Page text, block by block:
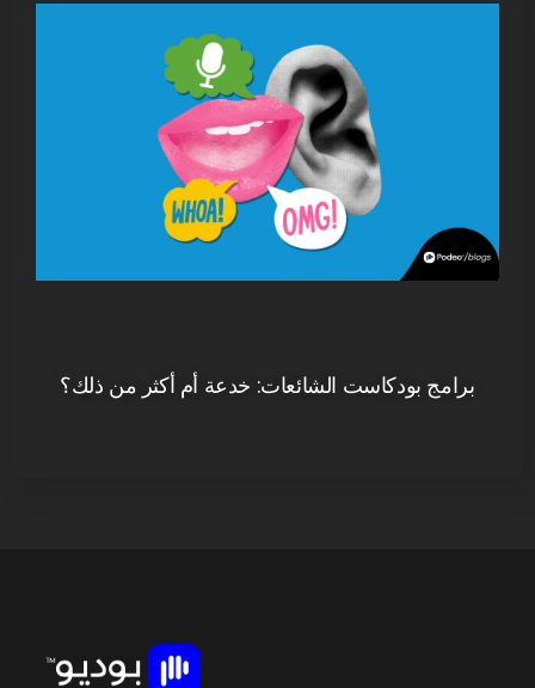
برامج بودكاست الشائعات: خدعة أم أكثر من ذلك؟